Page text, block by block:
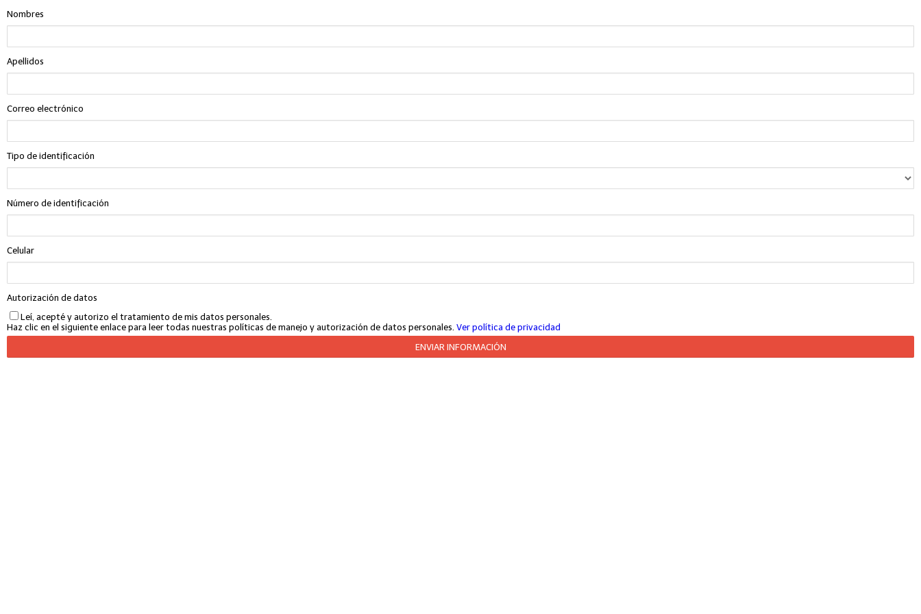
Nombres
Apellidos
Correo electrónico
Tipo de identificación
Número de identificación
Celular
Autorización de datos
Leí, acepté y autorizo el tratamiento de mis datos personales.
Haz clic en el siguiente enlace para leer todas nuestras políticas de manejo y autorización de datos personales. Ver política de privacidad